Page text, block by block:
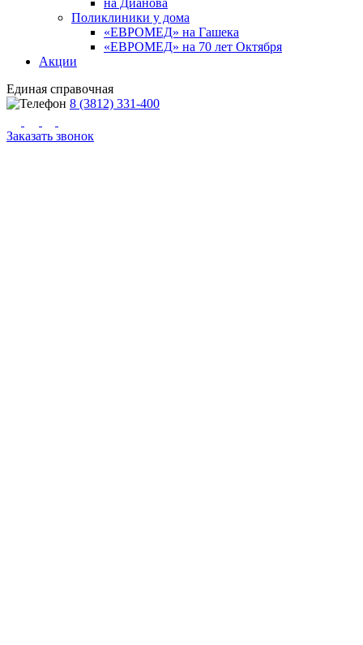
на Дианова
Поликлиники у дома
«ЕВРОМЕД» на Гашека
«ЕВРОМЕД» на 70 лет Октября
Акции
Единая справочная
8 (3812) 331-400
Заказать звонок